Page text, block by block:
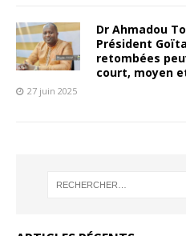
Dr Ahmadou
Président
retombées
court, moyen
27 juin 2025